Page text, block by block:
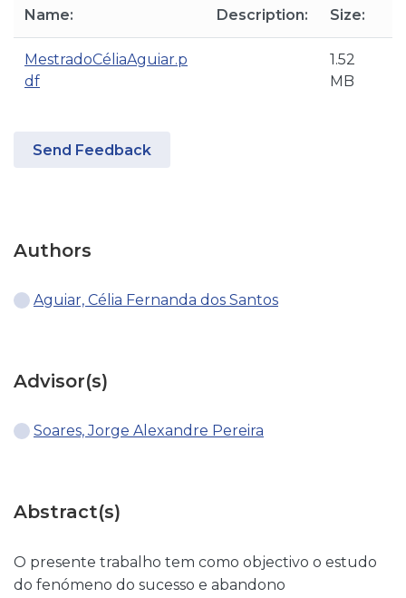
Name: Description: Size:
MestradoCéliaAguiar.p
df
1.52
MB
Send Feedback
Authors
Aguiar, Célia Fernanda dos Santos
Advisor(s)
Soares, Jorge Alexandre Pereira
Abstract(s)
O presente trabalho tem como objectivo o estudo
do fenómeno do sucesso e abandono